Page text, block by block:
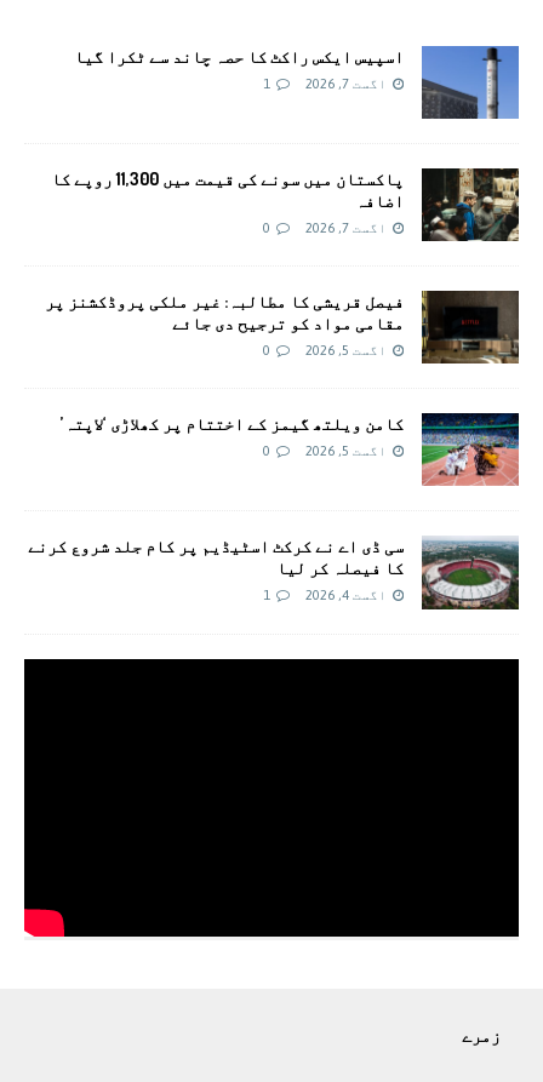
اسپیس ایکس راکٹ کا حصہ چاند سے ٹکرا گیا
اگست 7, 2026 1
پاکستان میں سونے کی قیمت میں 11,300 روپے کا
اضافہ
اگست 7, 2026 0
فیصل قریشی کا مطالبہ: غیر ملکی پروڈکشنز پر
مقامی مواد کو ترجیح دی جائے
اگست 5, 2026 0
کامن ویلتھ گیمز کے اختتام پر کھلاڑی ‘لاپتہ’
اگست 5, 2026 0
سی ڈی اے نے کرکٹ اسٹیڈیم پر کام جلد شروع کرنے
کا فیصلہ کر لیا
اگست 4, 2026 1
زمرے